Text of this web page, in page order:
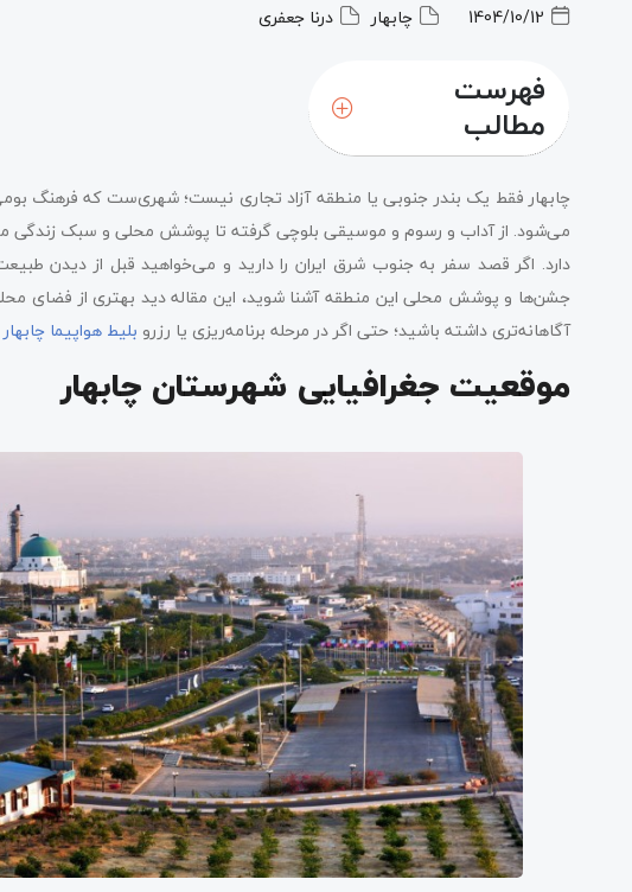
1404/10/12 چابهار درنا جعفری
فهرست
مطالب
آب و هوای شهرستان چابهار
فرهنگ مردم چابهار چگونه است؟
اعیاد مذهبی در فرهنگ مردم چابهار
جشن ازدواج در فرهنگ مردم چابهار
بازی‌های سنتی در فرهنگ مردم چابهار
ماه رمضان در فرهنگ مردم چابهار
عید نوروز در فرهنگ مردم چابهار
لباس‌های محلی در فرهنگ مردم چابهار
چابهار فقط یک بندر جنوبی یا منطقه آزاد تجاری نیست؛ شهری‌ست که فرهنگ
می‌شود. از آداب و رسوم و موسیقی بلوچی گرفته تا پوشش محلی و سبک زندگی
دارد. اگر قصد سفر به جنوب شرق ایران را دارید و می‌خواهید قبل از دیدن طبیعت
جشن‌ها و پوشش محلی این منطقه آشنا شوید، این مقاله دید بهتری از فضای
آگاهانه‌تری داشته باشید؛ حتی اگر در مرحله برنامه‌ریزی یا رزرو بلیط هواپیما چابهار
موقعیت جغرافیایی شهرستان چابهار